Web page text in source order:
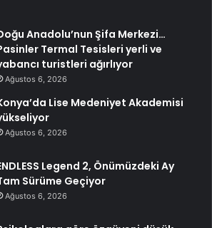
Anadolu’nun Şifa Merkezi…
Termal Tesisleri yerli ve
turistleri ağırlıyor
Ağustos 6, 2026
Lise Medeniyet Akademisi
Ağustos 6, 2026
Legend 2, Önümüzdeki Ay
Sürüme Geçiyor
Ağustos 6, 2026